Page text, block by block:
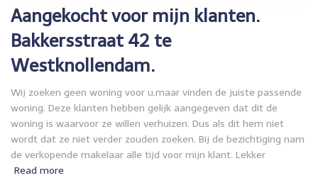
Aangekocht voor mijn klanten.
Bakkersstraat 42 te
Westknollendam.
Wij zoeken geen woning voor u,maar vinden de juiste passende
woning. Deze klanten hebben gelijk aangegeven dat dit de
woning is waarvoor ze willen verhuizen. Dus als dit hem niet
wordt dat ze niet verder zouden zoeken. Bij de bezichtiging nam
de verkopende makelaar alle tijd voor mijn klant. Lekker
Read more